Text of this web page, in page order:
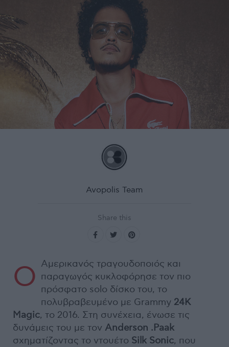
Avopolis Team
Share this
Ο Αμερικανός τραγουδοποιός και
παραγωγός κυκλοφόρησε τον πιο
πρόσφατο solo δίσκο του, το
πολυβραβευμένο με Grammy 24K
Magic, το 2016. Στη συνέχεια, ένωσε τις
δυνάμεις του με τον Anderson .Paak
σχηματίζοντας το ντουέτο Silk Sonic, που